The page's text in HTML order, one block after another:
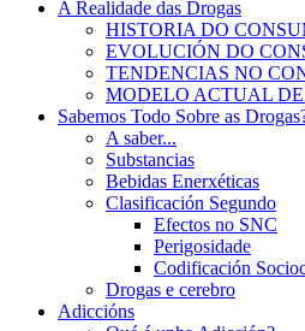
A Realidade das Drogas
HISTORIA DO
EVOLUCIÓN DO
TENDENCIAS NO
MODELO ACTUAL
Sabemos Todo Sobre as
A saber...
Substancias
Bebidas Enerxéticas
Clasificación Segundo
Efectos no SNC
Perigosidade
Codificación
Drogas e cerebro
Adiccións